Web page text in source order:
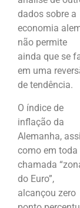
dados sobre a
economia
não permite
ainda que se
em uma
de tendência.
O índice de
inflação da
Alemanha,
como em toda
chamada
do Euro”,
alcançou zero